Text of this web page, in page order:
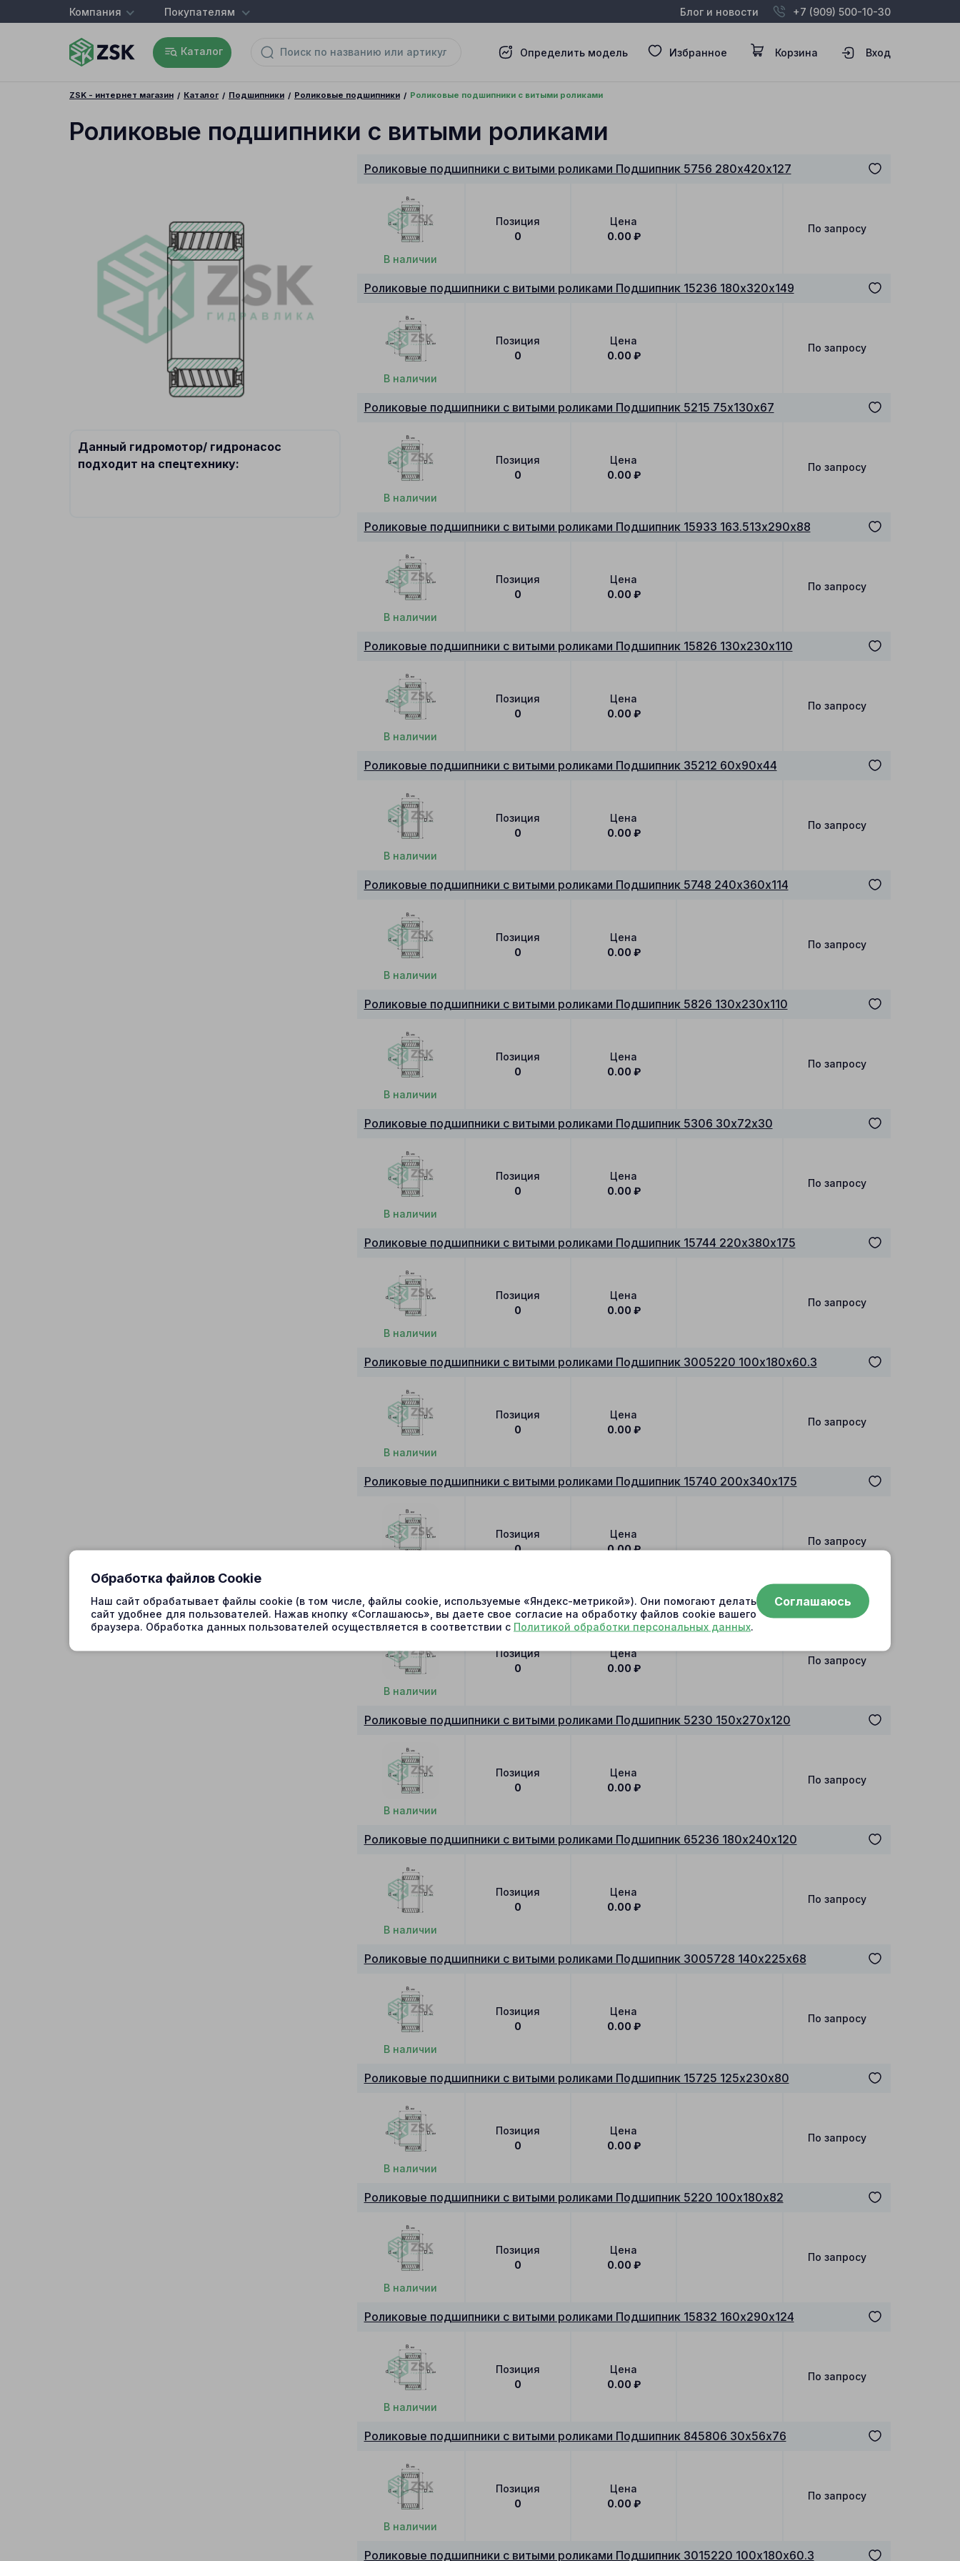
Компания Покупателям Блог и новости +7 (909) 500-10-30
Каталог Определить модель Избранное Корзина Вход
ZSK - интернет магазин Каталог Подшипники Роликовые подшипники Роликовые подшипники с витыми роликами
Роликовые подшипники с витыми роликами
Данный гидромотор/ гидронасос
подходит на спецтехнику:
Роликовые подшипники с витыми роликами Подшипник 5756 280х420х127
В наличии
Позиция
0
Цена
0.00 ₽
По запросу
Роликовые подшипники с витыми роликами Подшипник 15236 180х320х149
В наличии
Позиция
0
Цена
0.00 ₽
По запросу
Роликовые подшипники с витыми роликами Подшипник 5215 75х130х67
В наличии
Позиция
0
Цена
0.00 ₽
По запросу
Роликовые подшипники с витыми роликами Подшипник 15933 163.513х290х88
В наличии
Позиция
0
Цена
0.00 ₽
По запросу
Роликовые подшипники с витыми роликами Подшипник 15826 130х230х110
В наличии
Позиция
0
Цена
0.00 ₽
По запросу
Роликовые подшипники с витыми роликами Подшипник 35212 60х90х44
В наличии
Позиция
0
Цена
0.00 ₽
По запросу
Роликовые подшипники с витыми роликами Подшипник 5748 240х360х114
В наличии
Позиция
0
Цена
0.00 ₽
По запросу
Роликовые подшипники с витыми роликами Подшипник 5826 130х230х110
В наличии
Позиция
0
Цена
0.00 ₽
По запросу
Роликовые подшипники с витыми роликами Подшипник 5306 30х72х30
В наличии
Позиция
0
Цена
0.00 ₽
По запросу
Роликовые подшипники с витыми роликами Подшипник 15744 220х380х175
В наличии
Позиция
0
Цена
0.00 ₽
По запросу
Роликовые подшипники с витыми роликами Подшипник 3005220 100х180х60.3
В наличии
Позиция
0
Цена
0.00 ₽
По запросу
Роликовые подшипники с витыми роликами Подшипник 15740 200х340х175
Позиция
0
Цена
0.00₽
По запросу
Роликовые подшипники с витыми роликами Подшипник 15930 150.813х270х89
В наличии
Позиция
0
Цена
0.00 ₽
По запросу
Роликовые подшипники с витыми роликами Подшипник 5230 150х270х120
В наличии
Позиция
0
Цена
0.00 ₽
По запросу
Роликовые подшипники с витыми роликами Подшипник 65236 180х240х120
В наличии
Позиция
0
Цена
0.00 ₽
По запросу
Роликовые подшипники с витыми роликами Подшипник 3005728 140х225х68
В наличии
Позиция
0
Цена
0.00 ₽
По запросу
Роликовые подшипники с витыми роликами Подшипник 15725 125х230х80
В наличии
Позиция
0
Цена
0.00 ₽
По запросу
Роликовые подшипники с витыми роликами Подшипник 5220 100х180х82
В наличии
Позиция
0
Цена
0.00 ₽
По запросу
Роликовые подшипники с витыми роликами Подшипник 15832 160х290х124
В наличии
Позиция
0
Цена
0.00 ₽
По запросу
Роликовые подшипники с витыми роликами Подшипник 845806 30х56х76
В наличии
Позиция
0
Цена
0.00 ₽
По запросу
Роликовые подшипники с витыми роликами Подшипник 3015220 100х180х60.3
Обработка файлов Cookie
Наш сайт обрабатывает файлы cookie (в том числе, файлы cookie, используемые «Яндекс-метрикой»). Они помогают делать
сайт удобнее для пользователей. Нажав кнопку «Соглашаюсь», вы даете свое согласие на обработку файлов cookie вашего
браузера. Обработка данных пользователей осуществляется в соответствии с Политикой обработки персональных данных.
Соглашаюсь